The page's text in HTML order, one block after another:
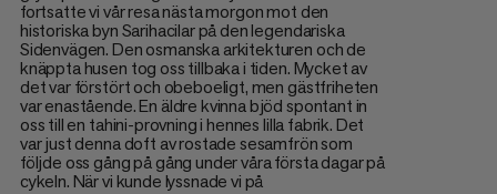
fortsatte vi vår resa nästa morgon mot den
historiska byn Sarihacilar på den legendariska
Sidenvägen. Den osmanska arkitekturen och de
knäppta husen tog oss tillbaka i tiden. Mycket av
det var förstört och obeboeligt, men gästfriheten
var enastående. En äldre kvinna bjöd spontant in
oss till en tahini-provning i hennes lilla fabrik. Det
var just denna doft av rostade sesamfrön som
följde oss gång på gång under våra första dagar på
cykeln. När vi kunde lyssnade vi på